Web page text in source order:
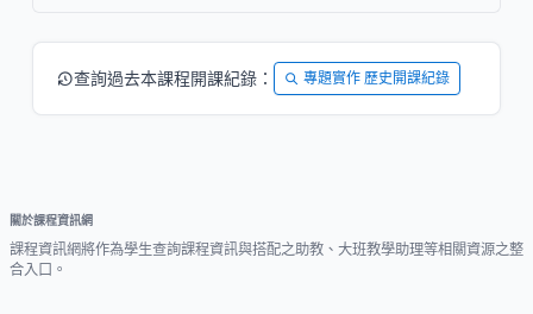
查詢過去本課程開課紀錄： 專題實作 歷史開課紀錄
關於課程資訊網
課程資訊網將作為學生查詢課程資訊與搭配之助教、大班教學助理等相關資源之整
合入口。